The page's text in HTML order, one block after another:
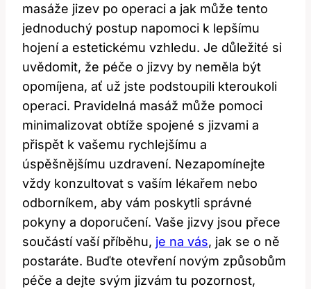
masáže jizev po operaci a jak může tento
jednoduchý postup napomoci k lepšímu
hojení a estetickému vzhledu. Je důležité si
uvědomit, že péče o jizvy by neměla být
opomíjena, ať už jste podstoupili kteroukoli
operaci. Pravidelná masáž může pomoci
minimalizovat obtíže spojené s jizvami a
přispět k vašemu rychlejšímu a
úspěšnějšímu uzdravení. Nezapomínejte
vždy konzultovat s vaším lékařem nebo
odborníkem, aby vám poskytli správné
pokyny a doporučení. Vaše jizvy jsou přece
součástí vaší příběhu, je na vás, jak se o ně
postaráte. Buďte otevření novým způsobům
péče a dejte svým jizvám tu pozornost,